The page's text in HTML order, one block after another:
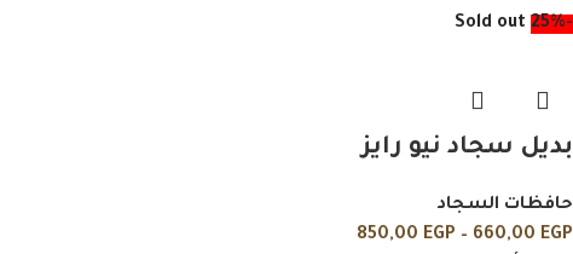
-25%
Sold out
بديل سجاد نيو رايز
حافظات السجاد
660,00 EGP
–
850,00 EGP